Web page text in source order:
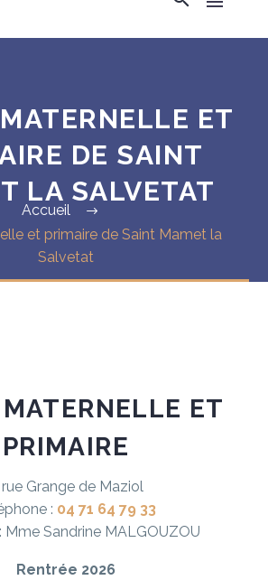
ET
DE SAINT
LA SALVETAT
Accueil
et primaire de Saint Mamet la
Salvetat
MATERNELLE ET
PRIMAIRE
Grange de Maziol
: 04 71 64 79 33
Mme Sandrine MALGOUZOU
Rentrée 2026